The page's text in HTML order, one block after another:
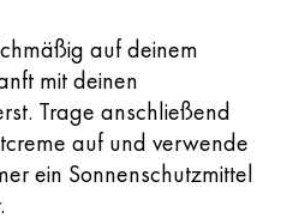
auf deinem
mit deinen
Trage anschließend
auf und verwende
ein Sonnenschutzmittel